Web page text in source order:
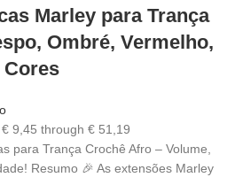
Marley para Trança
Ombré, Vermelho,
Cores
9,45 through € 51,19
para Trança Crochê Afro – Volume,
Resumo 🎉 As extensões Marley